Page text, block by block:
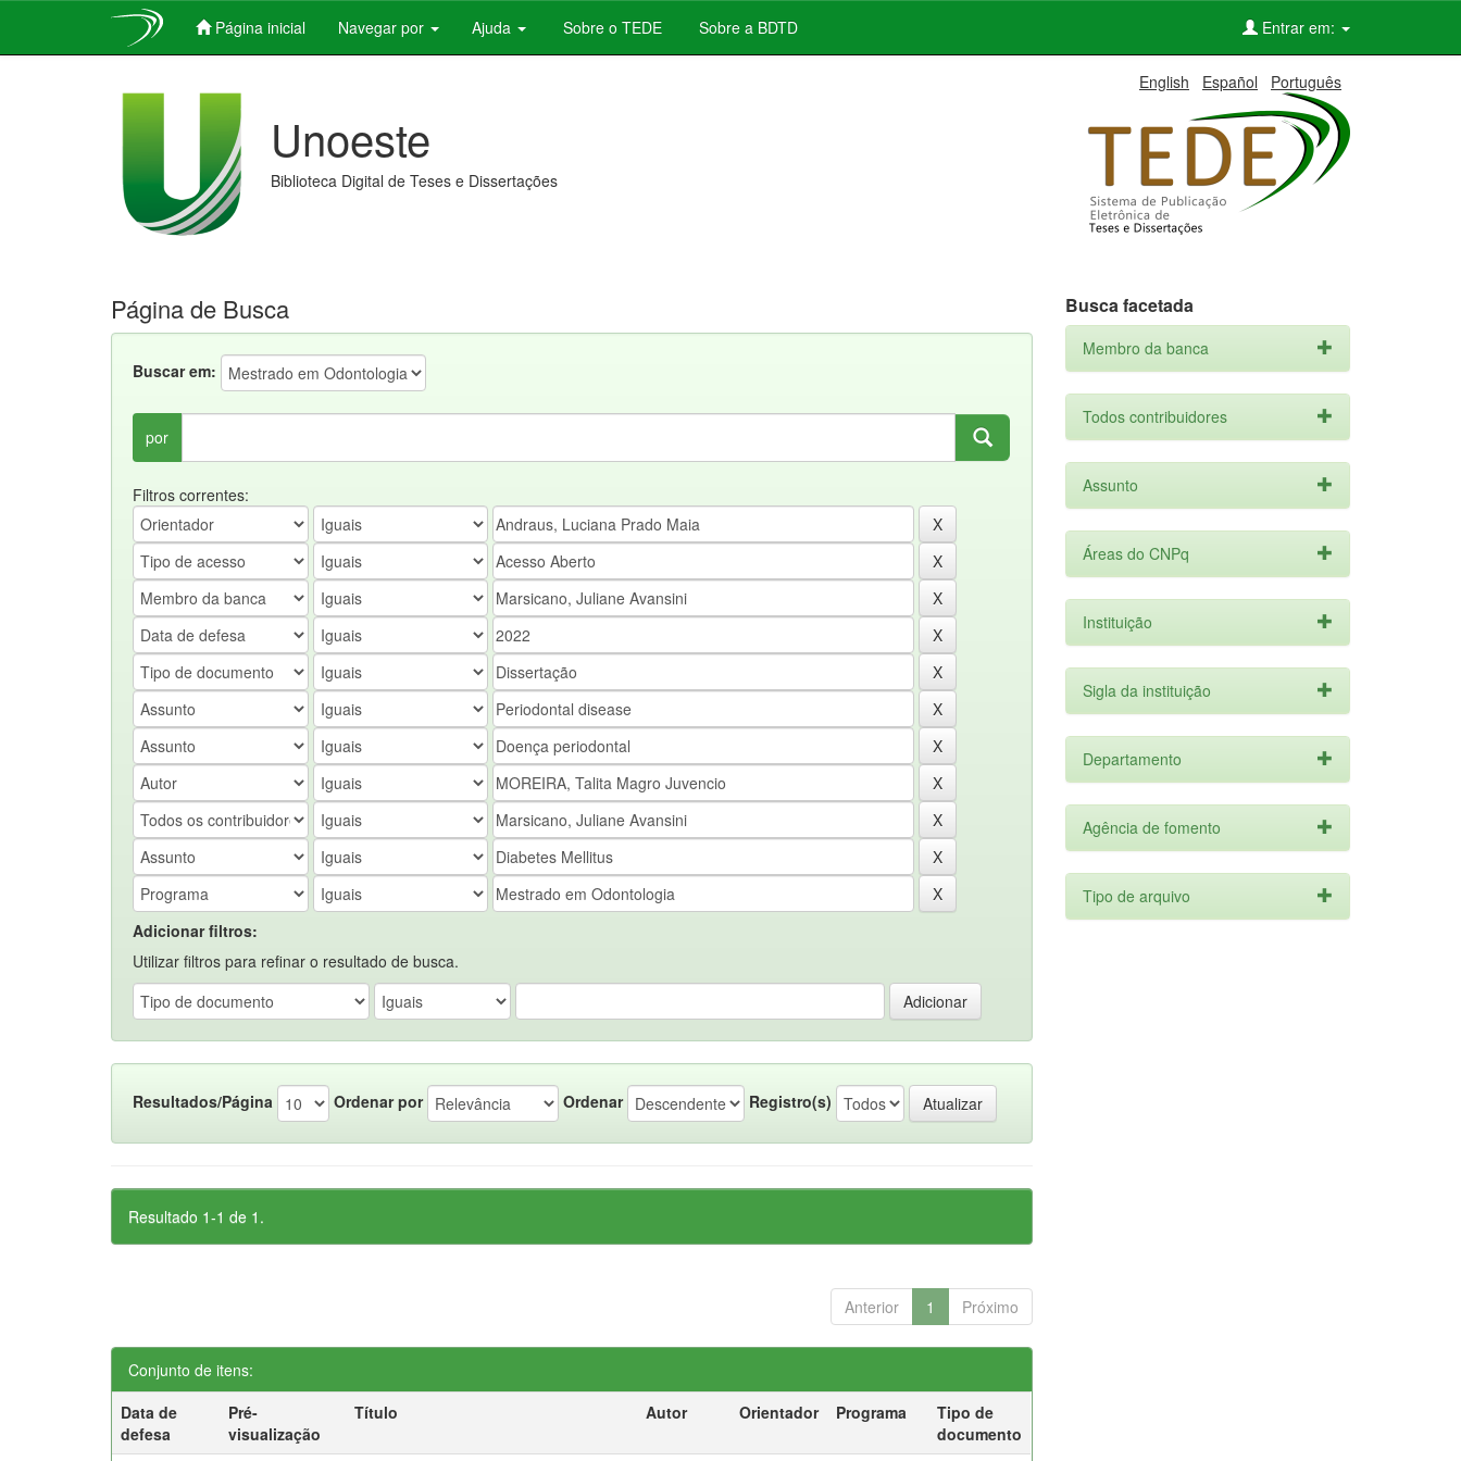
Página inicial Navegar por Ajuda Sobre o TEDE Sobre a BDTD Entrar em:
English Español Português
Unoeste
Biblioteca Digital de Teses e Dissertações
Página de Busca
Buscar em:
por
Filtros correntes:
Adicionar filtros:
Utilizar filtros para refinar o resultado de busca.
Resultados/Página Ordenar por Ordenar Registro(s)
Resultado 1-1 de 1.
Anterior 1 Próximo
Conjunto de itens:
Data de
defesa
Pré-
visualização
Título Autor Orientador Programa
Tipo de
documento
Busca facetada
Membro da banca
Todos contribuidores
Assunto
Áreas do CNPq
Instituição
Sigla da instituição
Departamento
Agência de fomento
Tipo de arquivo